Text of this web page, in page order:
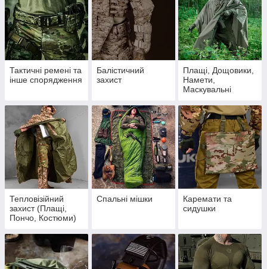
Тактичні ремені та
інше спорядження
Балістичний
захист
Плащі, Дощовики,
Намети,
Маскувальні
Тепловізійний
захист (Плащі,
Пончо, Костюми)
Спальні мішки
Каремати та
сидушки